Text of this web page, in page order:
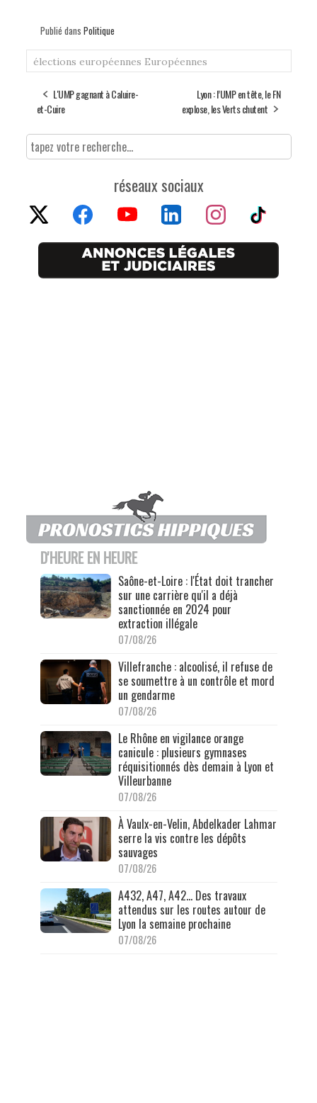
Publié dans Politique
élections européennes Européennes
L'UMP gagnant à Caluire-
et-Cuire
Lyon : l’UMP en tête, le FN
explose, les Verts chutent
réseaux sociaux
D'HEURE EN HEURE
Saône-et-Loire : l'État doit trancher
sur une carrière qu'il a déjà
sanctionnée en 2024 pour
extraction illégale
07/08/26
Villefranche : alcoolisé, il refuse de
se soumettre à un contrôle et mord
un gendarme
07/08/26
Le Rhône en vigilance orange
canicule : plusieurs gymnases
réquisitionnés dès demain à Lyon et
Villeurbanne
07/08/26
À Vaulx-en-Velin, Abdelkader Lahmar
serre la vis contre les dépôts
sauvages
07/08/26
A432, A47, A42… Des travaux
attendus sur les routes autour de
Lyon la semaine prochaine
07/08/26